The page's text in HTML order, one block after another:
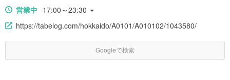
営業中 17:00～23:30
https://tabelog.com/hokkaido/A0101/A010102/1043580/
Googleで検索